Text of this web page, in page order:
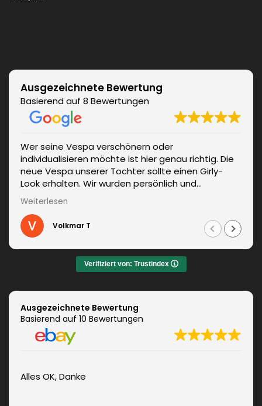
Ausgezeichnete Bewertung
Basierend auf 8 Bewertungen
Wer seine Vespa verschönern oder
individualisieren möchte ist hier genau richtig. Die
neue Vespa unserer Tochter sollte einen Girly-
Look erhalten. Wir wurden persönlich und
kompetent beraten. Die Lieferung erfolgte
unverzüglich. Weitere Änderungen waren auch kein
Problem und wurden sofort umgesetzt.
Informationen zum fachgerechten Anbringen sind
Das Ergebnis war jeden Euro wert. Vielen Dank!
Weiterlesen
Volkmar T
Verifiziert von: Trustindex
Ausgezeichnete Bewertung
Basierend auf 10 Bewertungen
Alles OK, Danke